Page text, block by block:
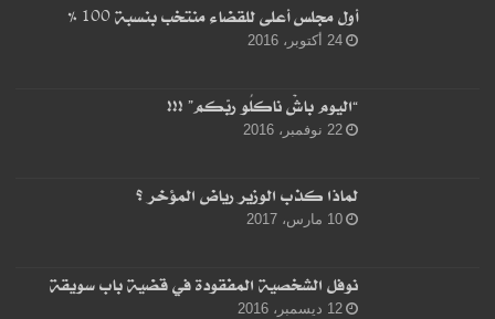
أول مجلس أعلى للقضاء منتخب بنسبة 100 %
24 أكتوبر، 2016
“اليوم باشْ ناكلُو ربّكم” !!!
22 نوفمبر، 2016
لماذا كذب الوزير رياض المؤخر ؟
10 مارس، 2017
نوفل الشخصية المفقودة في قضية باب سويقة
12 ديسمبر، 2016